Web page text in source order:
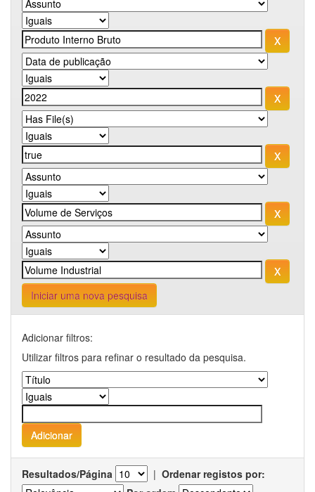
Iniciar uma nova pesquisa
Adicionar filtros:
Utilizar filtros para refinar o resultado da pesquisa.
Resultados/Página | Ordenar registos por: